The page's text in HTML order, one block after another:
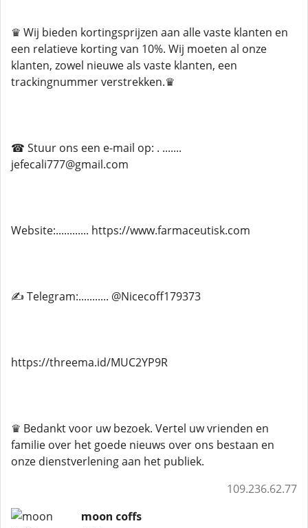
♛ Wij bieden kortingsprijzen aan alle vaste klanten en
een relatieve korting van 10%. Wij moeten al onze
klanten, zowel nieuwe als vaste klanten, een
trackingnummer verstrekken.♛
☎ Stuur ons een e-mail op: . .......
jefecali777@gmail.com
Website:............ https://www.farmaceutisk.com
✍ Telegram:........... @Nicecoff179373
https://threema.id/MUC2YP9R
♛ Bedankt voor uw bezoek. Vertel uw vrienden en
familie over het goede nieuws over ons bestaan ​​en
onze dienstverlening aan het publiek.
109.236.62.77
moon coffs